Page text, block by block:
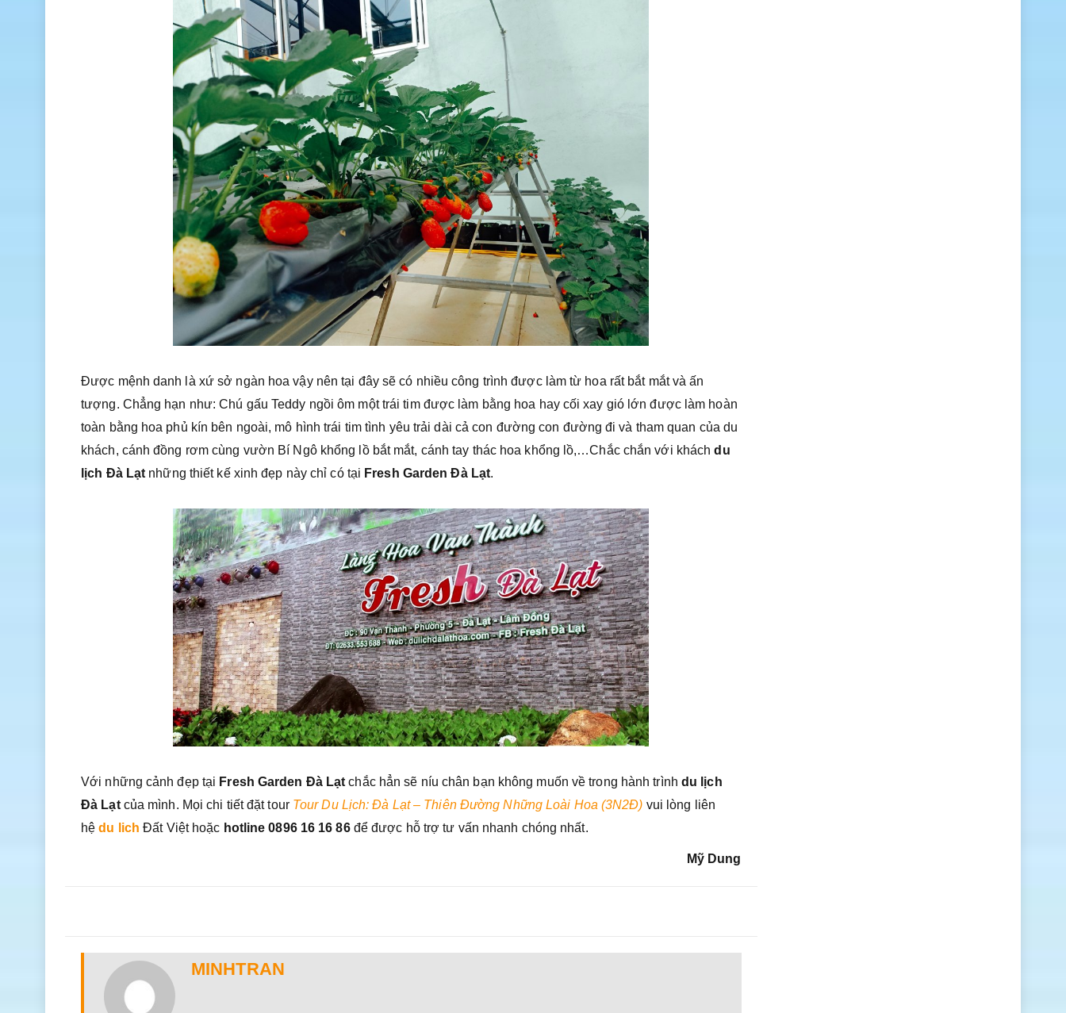
Được mệnh danh là xứ sở ngàn hoa vậy nên tại đây sẽ có nhiều công trình được làm từ hoa rất bắt mắt và ấn
tượng. Chẳng hạn như: Chú gấu Teddy ngồi ôm một trái tim được làm bằng hoa hay cối xay gió lớn được làm hoàn
toàn bằng hoa phủ kín bên ngoài, mô hình trái tim tình yêu trải dài cả con đường con đường đi và tham quan của du
khách, cánh đồng rơm cùng vườn Bí Ngô khổng lồ bắt mắt, cánh tay thác hoa khổng lồ,…Chắc chắn với kháchdu
lịch Đà Lạt những thiết kế xinh đẹp này chỉ có tại Fresh Garden Đà Lạt.
Với những cảnh đẹp tại Fresh Garden Đà Lạt chắc hẳn sẽ níu chân bạn không muốn về trong hành trình du lịch
Đà Lạtcủa mình. Mọi chi tiết đặt tour Tour Du Lịch: Đà Lạt – Thiên Đường Những Loài Hoa (3N2Đ) vui lòng liên
hệdu lich Đất Việt hoặc hotline 0896 16 16 86để được hỗ trợ tư vấn nhanh chóng nhất.
Mỹ Dung
MINHTRAN